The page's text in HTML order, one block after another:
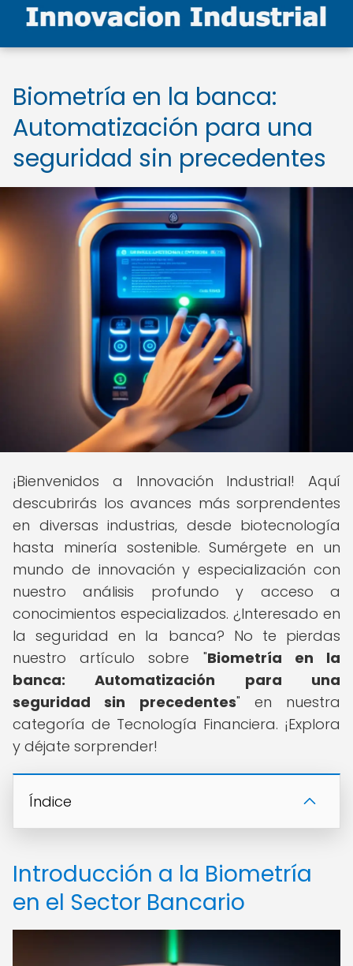
Biometría en la banca:
Automatización para una
seguridad sin precedentes
¡Bienvenidos a Innovación Industrial! Aquí
descubrirás los avances más sorprendentes
en diversas industrias, desde biotecnología
hasta minería sostenible. Sumérgete en un
mundo de innovación y especialización con
nuestro análisis profundo y acceso a
conocimientos especializados. ¿Interesado en
la seguridad en la banca? No te pierdas
nuestro artículo sobre "Biometría en la
banca: Automatización para una
seguridad sin precedentes" en nuestra
categoría de Tecnología Financiera. ¡Explora
y déjate sorprender!
Índice
Introducción a la Biometría
en el Sector Bancario